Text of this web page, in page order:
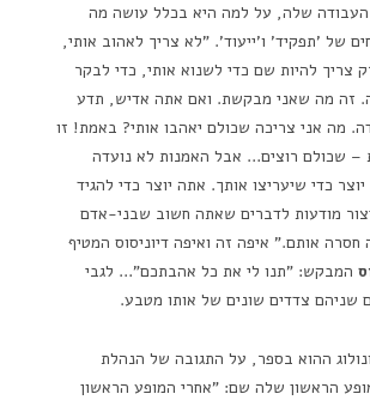
שלה, על למה היא בכלל עושה מה
של 'תפקיד' ו'ייעוד'. "לא צריך לאהוב אותי,
צריך להיות שם כדי לשנוא אותי, כדי לבקר
זה מה שאני מבקשת. ואם אתה אדיש, תדע
מה אני צריכה שכולם יאהבו אותי? באמת! זו
– שכולם רוצים… אבל האמנות לא נועדה
כדי שיעריצו אותך. אתה יוצר כדי להגיד
מודעות לדברים שאתה חשוב שבני-אדם
חסרה אותם." איפה זה ואיפה דיוניסוס המטיף
המבקש: "תנו לי את כל אהבתכם"… לגבי
שניהם צדדים שונים של אותו מטבע.
ההוא בספר, על התגובה של הנהלת
הראשון שלה שם: "אחרי המופע הראשון